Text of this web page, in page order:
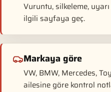
Vuruntu, silkeleme,
ilgili sayfaya geç.
Markaya göre
VW, BMW, Mercedes,
ailesine göre kontrol